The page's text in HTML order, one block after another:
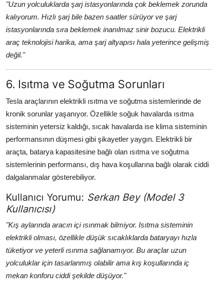
"Uzun yolculuklarda şarj istasyonlarında çok beklemek zorunda
kalıyorum. Hızlı şarj bile bazen saatler sürüyor ve şarj
istasyonlarında sıra beklemek inanılmaz sinir bozucu. Elektrikli
araç teknolojisi harika, ama şarj altyapısı hala yeterince gelişmiş
değil."
6. Isıtma ve Soğutma Sorunları
Tesla araçlarının elektrikli ısıtma ve soğutma sistemlerinde de
kronik sorunlar yaşanıyor. Özellikle soğuk havalarda ısıtma
sisteminin yetersiz kaldığı, sıcak havalarda ise klima sisteminin
performansının düşmesi gibi şikayetler yaygın. Elektrikli bir
araçta, batarya kapasitesine bağlı olan ısıtma ve soğutma
sistemlerinin performansı, dış hava koşullarına bağlı olarak ciddi
dalgalanmalar gösterebiliyor.
Kullanıcı Yorumu: Serkan Bey (Model 3
Kullanıcısı)
"Kış aylarında aracın içi ısınmak bilmiyor. Isıtma sisteminin
elektrikli olması, özellikle düşük sıcaklıklarda bataryayı hızla
tüketiyor ve yeterli ısınma sağlanamıyor. Bu araçlar uzun
yolculuklar için tasarlanmış olabilir ama kış koşullarında iç
mekan konforu ciddi şekilde düşüyor."